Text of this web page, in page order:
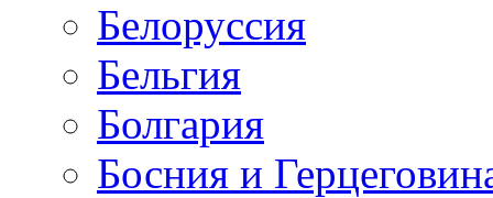
Белоруссия
Бельгия
Болгария
Босния и